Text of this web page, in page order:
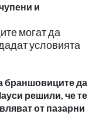
и
могат да
условията
браншовиците да
решили, че те
от пазарни